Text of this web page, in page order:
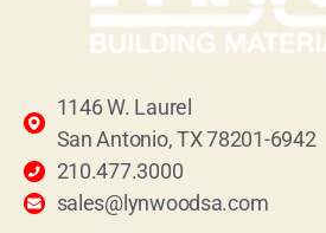
1146 W. Laurel
San Antonio, TX 78201-6942
210.477.3000
sales@lynwoodsa.com